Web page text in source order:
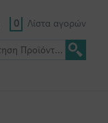
0 Λίστα αγορών